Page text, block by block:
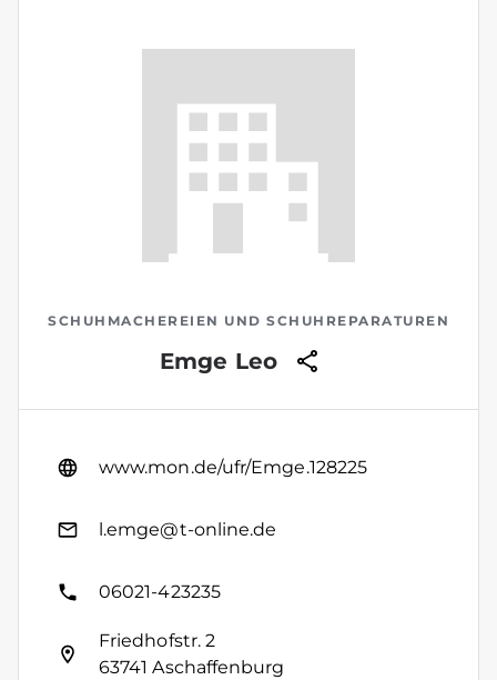
SCHUHMACHEREIEN UND SCHUHREPARATUREN
Emge Leo
www.mon.de/ufr/Emge.128225
l.emge@t-online.de
06021-423235
Friedhofstr. 2
63741 Aschaffenburg